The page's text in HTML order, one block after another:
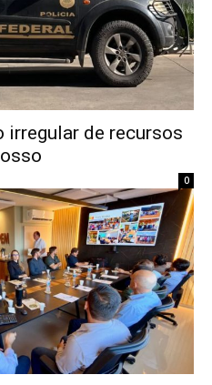
irregular de recursos
0